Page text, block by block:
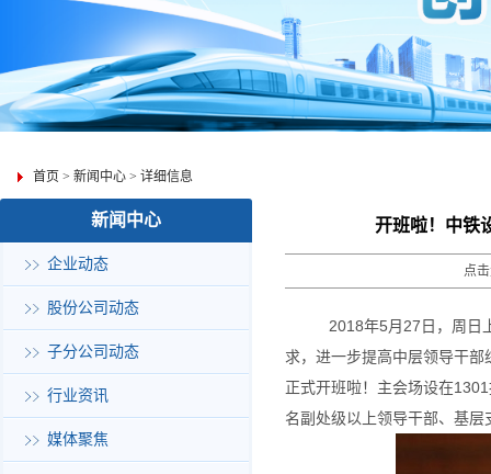
首页 > 新闻中心 > 详细信息
新闻中心
企业动态
股份公司动态
子分公司动态
行业资讯
媒体聚焦
开班啦！中铁
点
2018年5月27日，周日
求，进一步提高中层领导干
正式开班啦！主会场设在
名副处级以上领导干部、基